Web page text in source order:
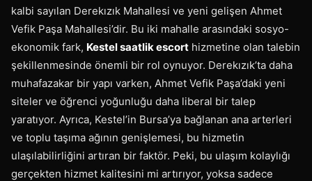
kalbi sayılan Derekızık Mahallesi ve yeni gelişen Ahmet
Vefik Paşa Mahallesi’dir. Bu iki mahalle arasındaki sosyo-
ekonomik fark, Kestel saatlik escort hizmetine olan talebin
şekillenmesinde önemli bir rol oynuyor. Derekızık’ta daha
muhafazakar bir yapı varken, Ahmet Vefik Paşa’daki yeni
siteler ve öğrenci yoğunluğu daha liberal bir talep
yaratıyor. Ayrıca, Kestel’in Bursa’ya bağlanan ana arterleri
ve toplu taşıma ağının genişlemesi, bu hizmetin
ulaşılabilirliğini artıran bir faktör. Peki, bu ulaşım kolaylığı
gerçekten hizmet kalitesini mi artırıyor, yoksa sadece